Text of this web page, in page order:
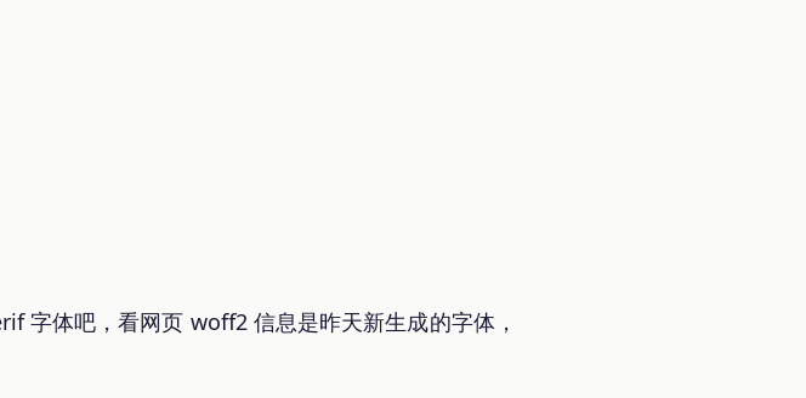
字体吧，看网页 woff2 信息是昨天新生成的字体，